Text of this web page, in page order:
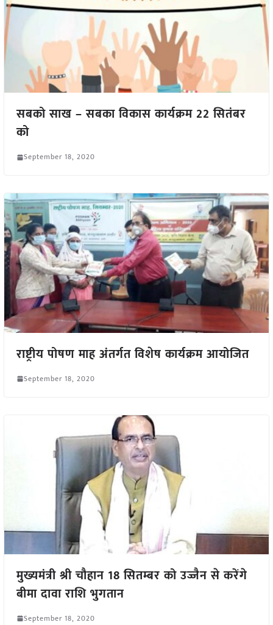
सबको साख – सबका विकास कार्यक्रम 22 सितंबर
को
September 18, 2020
राष्ट्रीय पोषण माह अंतर्गत विशेष कार्यक्रम आयोजित
September 18, 2020
मुख्यमंत्री श्री चौहान 18 सितम्बर को उज्जैन से करेंगे
बीमा दावा राशि भुगतान
September 18, 2020